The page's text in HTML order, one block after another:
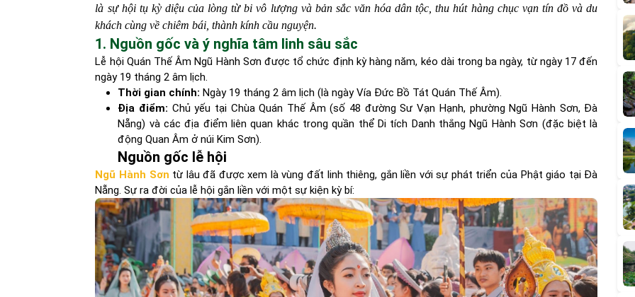
là sự hội tụ kỳ diệu của lòng từ bi vô lượng và bản sắc văn hóa dân tộc, thu hút hàng chục vạn tín đồ và du
khách cùng về chiêm bái, thành kính cầu nguyện.
1. Nguồn gốc và ý nghĩa tâm linh sâu sắc
Lễ hội Quán Thế Âm Ngũ Hành Sơn được tổ chức định kỳ hàng năm, kéo dài trong ba ngày, từ ngày 17 đến
ngày 19 tháng 2 âm lịch.
Thời gian chính: Ngày 19 tháng 2 âm lịch (là ngày Vía Đức Bồ Tát Quán Thế Âm).
Địa điểm: Chủ yếu tại Chùa Quán Thế Âm (số 48 đường Sư Vạn Hạnh, phường Ngũ Hành Sơn, Đà
Nẵng) và các địa điểm liên quan khác trong quần thể Di tích Danh thắng Ngũ Hành Sơn (đặc biệt là
động Quan Âm ở núi Kim Sơn).
Nguồn gốc lễ hội
Ngũ Hành Sơn từ lâu đã được xem là vùng đất linh thiêng, gắn liền với sự phát triển của Phật giáo tại Đà
Nẵng. Sự ra đời của lễ hội gắn liền với một sự kiện kỳ bí: